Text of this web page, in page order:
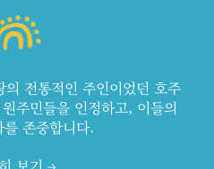
전통적인 주인이었던 호주
주민들을 인정하고, 이들의
존중합니다.